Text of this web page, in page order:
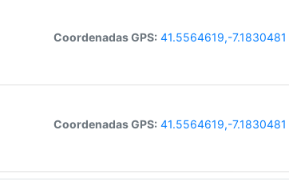
Coordenadas GPS: 41.5564619,-7.1830481
Coordenadas GPS: 41.5564619,-7.1830481